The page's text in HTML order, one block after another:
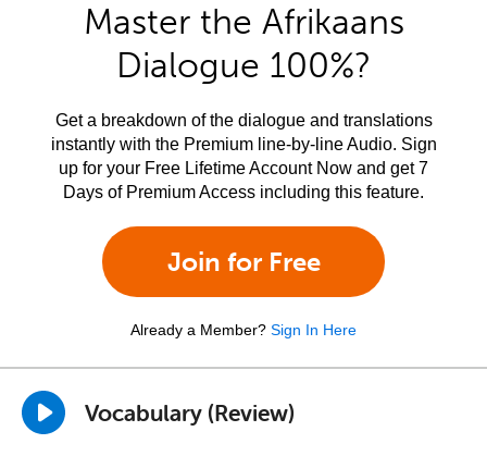
Master the Afrikaans
Dialogue 100%?
Get a breakdown of the dialogue and translations
instantly with the Premium line-by-line Audio. Sign
up for your Free Lifetime Account Now and get 7
Days of Premium Access including this feature.
Join for Free
Already a Member? Sign In Here
Vocabulary (Review)